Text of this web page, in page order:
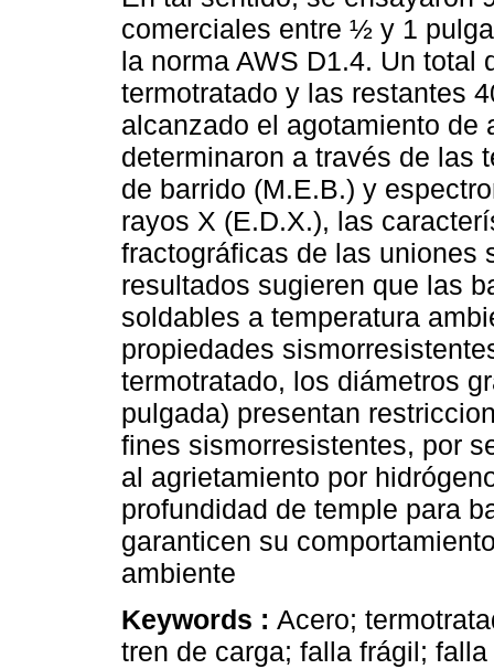
comerciales entre ½ y 1
la norma AWS D1.4. Un total
termotratado y las restantes
alcanzado el agotamiento de
determinaron a través de las
de barrido (M.E.B.) y
rayos X (E.D.X.), las
fractográficas de las uniones
resultados sugieren que las
soldables a temperatura
propiedades
termotratado, los diámetros
pulgada) presentan
fines sismorresistentes, por
al agrietamiento por
profundidad de temple para
garanticen su
ambiente
Keywords : Acero;
tren de carga; falla frágil;